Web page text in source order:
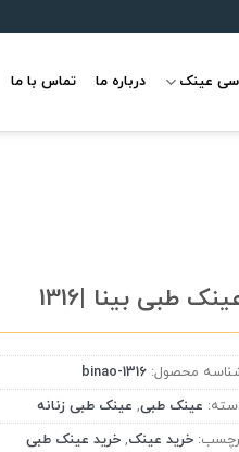
عینک درباره ما تماس با ما
طبی بینا |1316
محصول: binao-1316
عینک طبی, عینک طبی زنانه
خرید عینک, خرید عینک طبی